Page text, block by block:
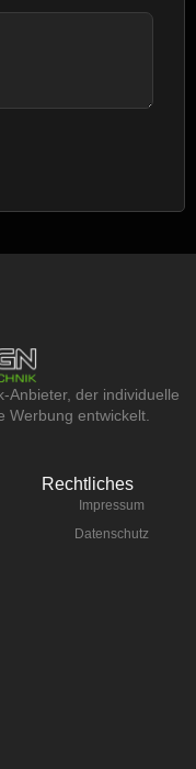
Anbieter, der individuelle
Werbung entwickelt.
Rechtliches
Impressum
Datenschutz